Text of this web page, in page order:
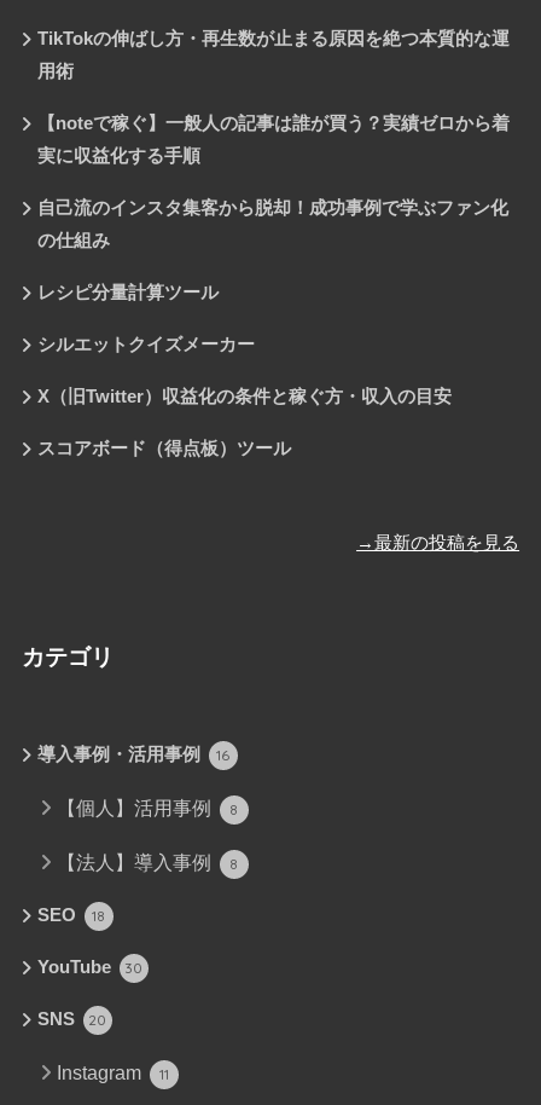
TikTokの伸ばし方・再生数が止まる原因を絶つ本質的な運
用術
【noteで稼ぐ】一般人の記事は誰が買う？実績ゼロから着
実に収益化する手順
自己流のインスタ集客から脱却！成功事例で学ぶファン化
の仕組み
レシピ分量計算ツール
シルエットクイズメーカー
X（旧Twitter）収益化の条件と稼ぐ方・収入の目安
スコアボード（得点板）ツール
→最新の投稿を見る
カテゴリ
導入事例・活用事例 16
【個人】活用事例 8
【法人】導入事例 8
SEO 18
YouTube 30
SNS 20
Instagram 11